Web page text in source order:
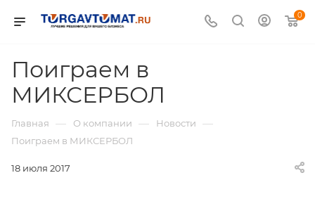
0
Поиграем в
МИКСЕРБОЛ
Главная — О компании — Новости —
Поиграем в МИКСЕРБОЛ
18 июля 2017